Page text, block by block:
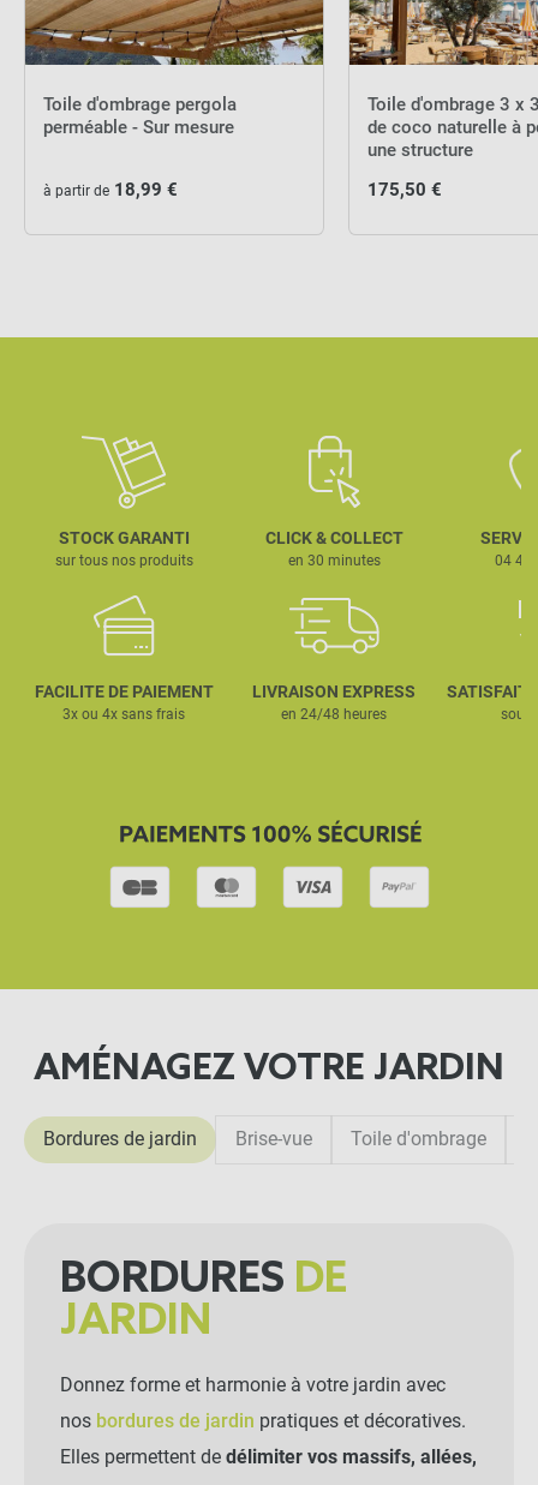
Toile d'ombrage pergola
perméable - Sur mesure
à partir de 18,99 €
Toile d'ombrage 3 x
de coco naturelle à
une structure
175,50 €
STOCK GARANTI
sur tous nos produits
CLICK & COLLECT
en 30 minutes
FACILITE DE PAIEMENT
3x ou 4x sans frais
LIVRAISON EXPRESS
en 24/48 heures
04 42
SATISFAIT
sous
AMÉNAGEZ VOTRE JARDIN
Bordures de jardin Brise-vue Toile d'ombrage
BORDURES DE
JARDIN
Donnez forme et harmonie à votre jardin avec
nos bordures de jardin pratiques et décoratives.
Elles permettent de délimiter vos massifs, allées,